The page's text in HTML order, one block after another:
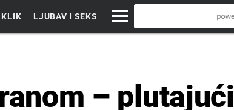
KLIK LJUBAV I SEKS
– plutajući